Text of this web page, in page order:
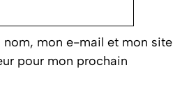
nom, mon e-mail et mon site
pour mon prochain